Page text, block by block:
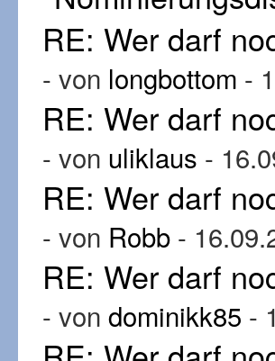
RE: Wer darf
- von longbottom -
RE: Wer darf
- von uliklaus -
RE: Wer darf
- von Robb -
RE: Wer darf
- von dominikk85 -